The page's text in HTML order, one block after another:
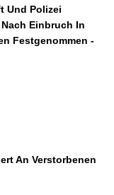
Und Polizei
Einbruch In
Festgenommen -
An Verstorbenen